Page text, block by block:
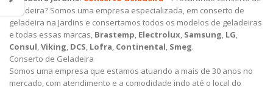
geladeira? Somos uma empresa especializada, em conserto de
geladeira na Jardins e consertamos todos os modelos de geladeiras
e todas essas marcas, Brastemp, Electrolux, Samsung, LG,
Consul,Viking, DCS, Lofra, Continental, Smeg.
Conserto de Geladeira
Somos uma empresa que estamos atuando a mais de 30 anos no
mercado, com atendimento e a comodidade indo até o local do